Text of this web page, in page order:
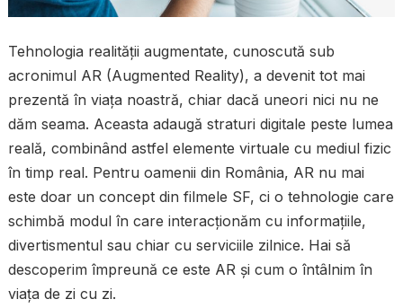
Tehnologia realității augmentate, cunoscută sub
acronimul AR (Augmented Reality), a devenit tot mai
prezentă în viața noastră, chiar dacă uneori nici nu ne
dăm seama. Aceasta adaugă straturi digitale peste lumea
reală, combinând astfel elemente virtuale cu mediul fizic
în timp real. Pentru oamenii din România, AR nu mai
este doar un concept din filmele SF, ci o tehnologie care
schimbă modul în care interacționăm cu informațiile,
divertismentul sau chiar cu serviciile zilnice. Hai să
descoperim împreună ce este AR și cum o întâlnim în
viața de zi cu zi.